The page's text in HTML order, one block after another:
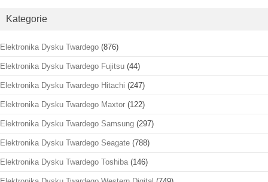
Kategorie
Elektronika Dysku Twardego (876)
Elektronika Dysku Twardego Fujitsu (44)
Elektronika Dysku Twardego Hitachi (247)
Elektronika Dysku Twardego Maxtor (122)
Elektronika Dysku Twardego Samsung (297)
Elektronika Dysku Twardego Seagate (788)
Elektronika Dysku Twardego Toshiba (146)